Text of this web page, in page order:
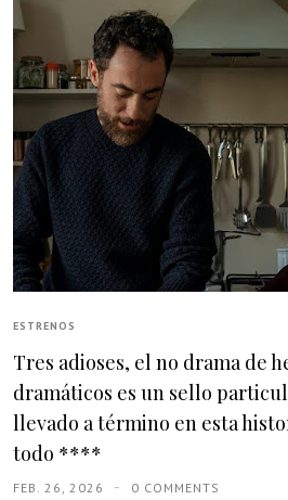
ESTRENOS
Tres adioses, el no drama de
dramáticos es un sello
llevado a término en esta
todo ****
FEB. 26, 2026 0 COMMENTS